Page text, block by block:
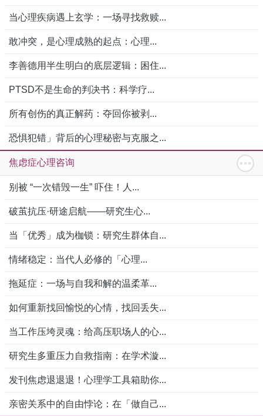
当心理疾病遇上玄学：一场寻找救赎...
敢冲突，是心理成熟的起点：心理...
李善德用半生明白的底层逻辑：困住...
PTSD不是生命的判决书：科学疗...
所有创伤的真正解药：夺回你被剥...
恐惧犯错」背后的心理秘密与克服之...
焦虑症心理咨询
别被 “一次错毁一生” 吓住！人...
破茧抗压·研途启航——研究生心...
当「优秀」成为枷锁：研究生群体自...
情绪稳定：当代人必修的「心理...
拖延症：一场与自我和解的温柔革...
如何重新找回愉悦的心情，找回丢失...
当工作压垮灵魂：给高压职场人的心...
研究生多重压力自救指南：在学术漩...
发刊焦虑退退退！心理学工具箱助你...
亲密关系中的自由悖论：在「做自己...